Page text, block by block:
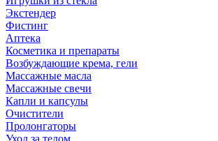
Экстендер
Фистинг
Аптека
Косметика и препараты
Возбуждающие крема, гели
Массажные масла
Массажные свечи
Капли и капсулы
Очистители
Пролонгаторы
Уход за телом